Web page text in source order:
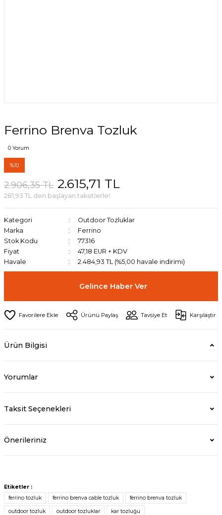
Ferrino Brenva Tozluk
0 Yorum
%10
2.906,35 TL 2.615,71 TL
281,93 TL den başlayan taksitlerle!
Kategori
Outdoor Tozluklar
Marka
Ferrino
Stok Kodu
77316
Fiyat
47,18 EUR + KDV
Havale
2.484,93 TL (%5,00 havale indirimi)
Gelince Haber Ver
Ürünü Paylaş Tavsiye Et Karşılaştır
Ürün Bilgisi
Yorumlar
Taksit Seçenekleri
Önerileriniz
Etiketler :
ferrino tozluk
ferrino brenva cable tozluk ferrino brenva tozluk
outdoor tozluk outdoor tozluklar kar tozluğu